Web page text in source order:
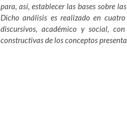
para, así, establecer las bases sobre
Dicho análisis es realizado en
discursivos, académico y social,
constructivas de los conceptos